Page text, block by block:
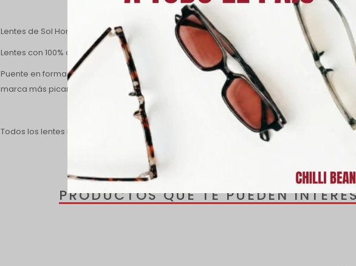
Lentes de Sol Hombre Chilli Beans hechos en policarbonato, haciendo la pieza más
Lentes con 100% de protección contra los rayos UVA y UVB, protegiendo tus ojos de los
Puente en forma de "U" con soporte nasal incorporado y patillas con apariencia de
marca más picante, Chilli Beans.
Todos los lentes incluyen un estuche de regalo.
PRODUCTOS QUE TE PUEDEN